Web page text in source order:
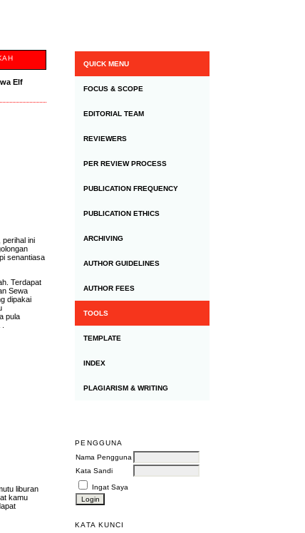
QUICK MENU
FOCUS & SCOPE
EDITORIAL TEAM
REVIEWERS
PER REVIEW PROCESS
PUBLICATION FREQUENCY
PUBLICATION ETHICS
ARCHIVING
AUTHOR GUIDELINES
AUTHOR FEES
TOOLS
TEMPLATE
INDEX
PLAGIARISM & WRITING
PENGGUNA
Nama Pengguna
Kata Sandi
Ingat Saya
KATA KUNCI
Elf
perihal ini
senantiasa
Terdapat
Sewa
dipakai
pula
.
liburan
kamu